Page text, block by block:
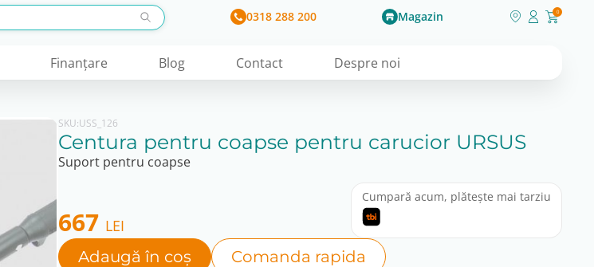
0318 288 200 Magazin 0
Finanţare Blog Contact Despre noi
SKU:USS_126
Centura pentru coapse pentru carucior URSUS
Suport pentru coapse
667 LEI
Cumpară acum, plătește mai tarziu
Adaugă în coș Comanda rapida